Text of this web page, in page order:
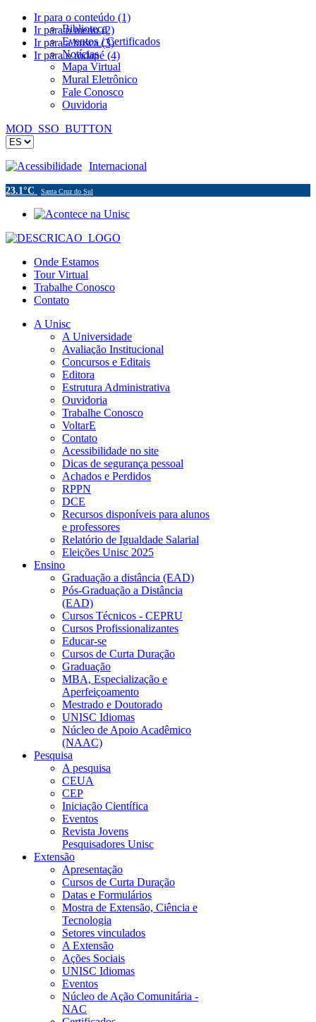
Ir para o conteúdo (1)
Ir para o menu (2)
Ir para a busca (3)
Ir para o rodapé (4)
Biblioteca
Eventos / Certificados
Notícias
Mapa Virtual
Mural Eletrônico
Fale Conosco
Ouvidoria
MOD_SSO_BUTTON
Acessibilidade Internacional
23.1°C Santa Cruz do Sul
Onde Estamos
Tour Virtual
Trabalhe Conosco
Contato
A Unisc
A Universidade
Avaliação Institucional
Concursos e Editais
Editora
Estrutura Administrativa
Ouvidoria
Trabalhe Conosco
VoltarE
Contato
Acessibilidade no site
Dicas de segurança pessoal
Achados e Perdidos
RPPN
DCE
Recursos disponíveis para alunos
e professores
Relatório de Igualdade Salarial
Eleições Unisc 2025
Ensino
Graduação a distância (EAD)
Pós-Graduação a Distância
(EAD)
Cursos Técnicos - CEPRU
Cursos Profissionalizantes
Educar-se
Cursos de Curta Duração
Graduação
MBA, Especialização e
Aperfeiçoamento
Mestrado e Doutorado
UNISC Idiomas
Núcleo de Apoio Acadêmico
(NAAC)
Pesquisa
A pesquisa
CEUA
CEP
Iniciação Científica
Eventos
Revista Jovens
Pesquisadores Unisc
Extensão
Apresentação
Cursos de Curta Duração
Datas e Formulários
Mostra de Extensão, Ciência e
Tecnologia
Setores vinculados
A Extensão
Ações Sociais
UNISC Idiomas
Eventos
Núcleo de Ação Comunitária -
NAC